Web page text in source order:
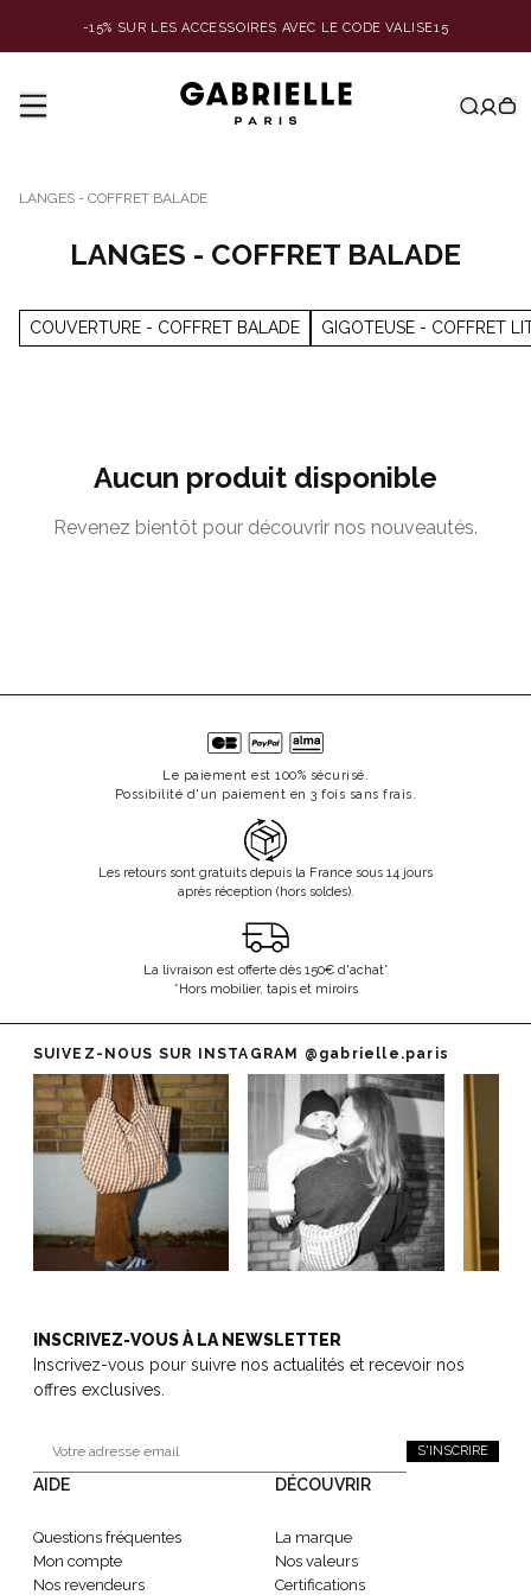
-15% SUR LES ACCESSOIRES AVEC LE CODE VALISE15
LANGES - COFFRET BALADE
LANGES - COFFRET BALADE
COUVERTURE - COFFRET BALADE GIGOTEUSE - COFFRET
Aucun produit disponible
Revenez bientôt pour découvrir nos nouveautés.
Le paiement est 100% sécurisé.
Possibilité d'un paiement en 3 fois sans frais.
Les retours sont gratuits depuis la France sous 14 jours
après réception (hors soldes).
La livraison est offerte dès 150€ d'achat*
*Hors mobilier, tapis et miroirs
SUIVEZ-NOUS SUR INSTAGRAM @gabrielle.paris
INSCRIVEZ-VOUS À LA NEWSLETTER
Inscrivez-vous pour suivre nos actualités et recevoir nos
offres exclusives.
S'INSCRIRE
AIDE
Questions fréquentes
Mon compte
Nos revendeurs
DÉCOUVRIR
La marque
Nos valeurs
Certifications